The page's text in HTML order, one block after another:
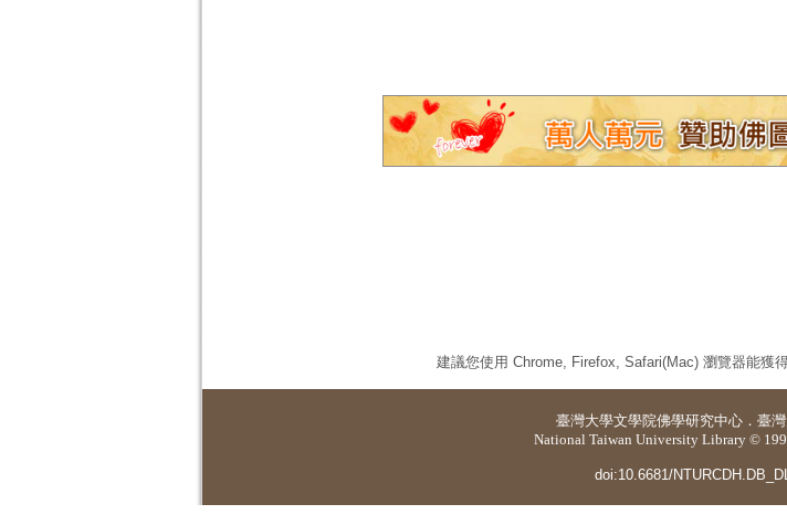
建議您使用 Chrome, Firefox, Safari(Mac) 瀏覽器能獲
臺灣大學文學院佛學研究中心 ． 臺
National Taiwan University Library ©
doi:10.6681/